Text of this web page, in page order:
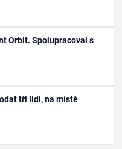
Orbit. Spolupracoval s
tři lidi, na místě